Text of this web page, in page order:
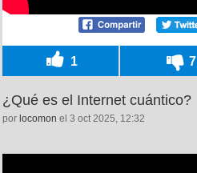
1 7
¿Qué es el Internet cuántico?
por locomon el 3 oct 2025, 12:32